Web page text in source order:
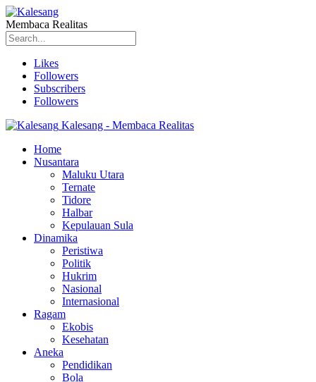
Membaca Realitas
Likes
Followers
Subscribers
Followers
Kalesang - Membaca Realitas
Home
Nusantara
Maluku Utara
Ternate
Tidore
Halbar
Kepulauan Sula
Dinamika
Peristiwa
Politik
Hukrim
Nasional
Internasional
Ragam
Ekobis
Kesehatan
Aneka
Pendidikan
Bola